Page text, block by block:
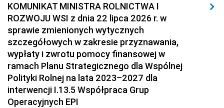
KOMUNIKAT MINISTRA ROLNICTWA I
ROZWOJU WSI z dnia 22 lipca 2026 r. w
sprawie zmienionych wytycznych
szczegółowych w zakresie przyznawania,
wypłaty i zwrotu pomocy finansowej w
ramach Planu Strategicznego dla Wspólnej
Polityki Rolnej na lata 2023–2027 dla
interwencji I.13.5 Współpraca Grup
Operacyjnych EPI